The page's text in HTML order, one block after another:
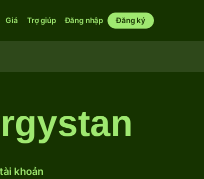
Giá Trợ giúp Đăng nhập Đăng ký
khoản